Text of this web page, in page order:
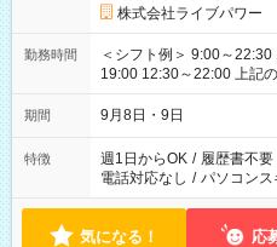
株式会社ライブパワー
勤務時間
＜シフト例＞ 9:00～
19:00 12:30～22:00 上記の時間から好きな時間を選べます！ ※
時間は変更となる可能性
期間 9月8日・9日
特徴 週1日からOK / 履歴書不要
電話対応なし / パソコンス
気になる！ 応